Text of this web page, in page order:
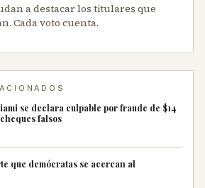
a destacar los titulares que
Cada voto cuenta.
se declara culpable por fraude de $14
falsos
que demócratas se acercan al